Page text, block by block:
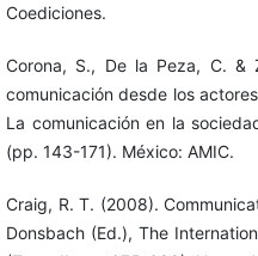
Coediciones.
Corona, S., De la Peza, C. &
comunicación desde los
La comunicación en la
(pp. 143-171). México: AMIC.
Craig, R. T. (2008).
Donsbach (Ed.), The